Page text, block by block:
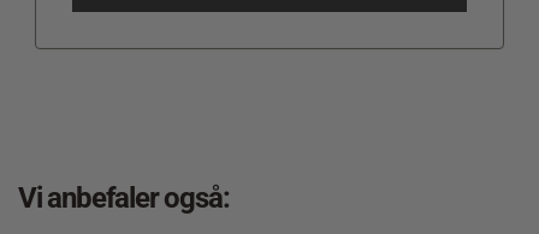
Vi anbefaler også: